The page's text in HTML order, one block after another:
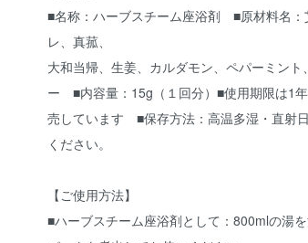
■名称：ハーブスチーム座浴剤 ■原材料名：
レ、真菰、
大和当帰、生姜、カルダモン、ペパーミン
ー ■内容量：15g（１回分）■使用期限は1
売しています ■保存方法：高温多湿・直射
ください。
【ご使用方法】
■ハーブスチーム座浴剤として：800mlの湯